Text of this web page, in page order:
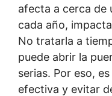
afecta a cerca de
cada año,
No tratarla a
puede abrir la
serias. Por eso,
efectiva y evitar